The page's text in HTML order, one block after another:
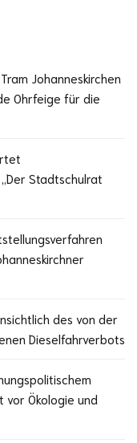
Johanneskirchen
Ohrfeige für die
Stadtschulrat
des von der
Dieselfahrverbots
Ökologie und